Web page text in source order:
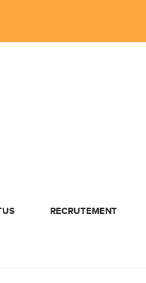
RECRUTEMENT